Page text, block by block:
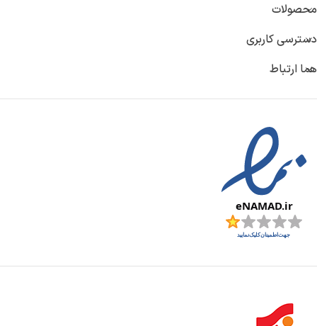
جنس بدنه :
ابعاد :
وزن پاوربانک : 513 گرم
ظرفیت باتری :
قابلیت شارژ همزمان :
نشانگر میزان شارژ :
توان خروجی کل : 145 وات
پشتیبانی از شارژ وایرلس :
محصولات
دسترسی کاربری
هما ارتباط